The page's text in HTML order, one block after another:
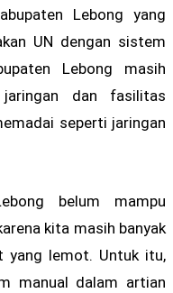
Lebong yang
UN dengan sistem
Lebong masih
dan fasilitas
seperti jaringan
belum mampu
kita masih banyak
yang lemot. Untuk itu,
manual dalam artian